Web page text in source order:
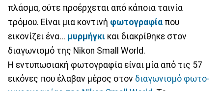
πλάσμα, ούτε προέρχεται από κάποια ταινία
τρόμου. Είναι μια κοντινή φωτογραφία που
εικονίζει ένα... μυρμήγκι και διακρίθηκε στον
διαγωνισμό της Nikon Small World.
Η εντυπωσιακή φωτογραφία είναι μία από τις 57
εικόνες που έλαβαν μέρος στον διαγωνισμό φωτο-